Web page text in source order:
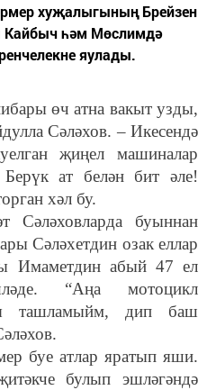
хуҗалыгының Брейзен
һәм Мөслимдә
яулады.
өч атна вакыт узды,
Сәләхов. – Икесендә
җиңел машиналар
Берүк ат белән бит әле!
хәл бу.
Сәләховларда буыннан
Сәләхетдин озак еллар
Имаметдин абый 47 ел
“Аңа мотоцикл
ташламыйм, дип баш
буе атлар яратып яши.
булып эшләгәндә